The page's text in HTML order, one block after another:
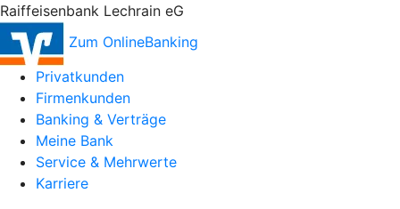
Raiffeisenbank Lechrain eG
Zum OnlineBanking
Privatkunden
Firmenkunden
Banking & Verträge
Meine Bank
Service & Mehrwerte
Karriere